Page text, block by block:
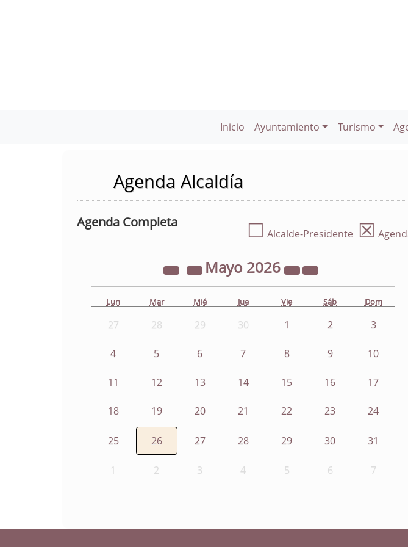
Inicio Ayuntamiento Turismo
Agenda Alcaldía
Agenda Completa ☐ Alcalde-Presidente ☒
Mayo 2026
Lun Mar Mié Jue Vie Sáb Dom
27 28 29 30 1 2 3
4 5 6 7 8 9 10
11 12 13 14 15 16 17
18 19 20 21 22 23 24
25 26 27 28 29 30 31
1 2 3 4 5 6 7